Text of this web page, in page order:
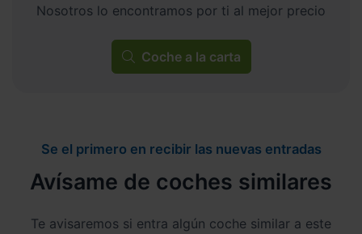
Nosotros lo encontramos por ti al mejor precio
Coche a la carta
Se el primero en recibir las nuevas entradas
Avísame de coches similares
Te avisaremos si entra algún coche similar a este